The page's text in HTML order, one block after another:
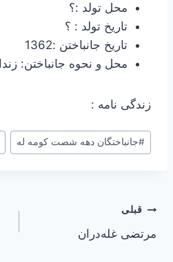
محل تولد :؟
تاریخ تولد : ؟
تاریخ جانباختن :1362
محل و نحوه جانباختن:
زندگی نامه :
#جانباختگان دهه شصت کومه له
راهبری
نوشته
قبلی
مرتضی غله‌دران